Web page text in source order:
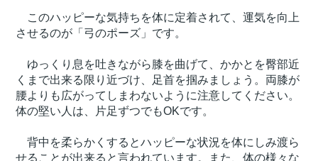
このハッピーな気持ちを体に定着されて、運気を向上
させるのが「弓のポーズ」です。
ゆっくり息を吐きながら膝を曲げて、かかとを臀部近
くまで出来る限り近づけ、足首を掴みましょう。両膝が
腰よりも広がってしまわないように注意してください。
体の堅い人は、片足ずつでもOKです。
背中を柔らかくするとハッピーな状況を体にしみ渡ら
せることが出来ると言われています。また、体の様々な